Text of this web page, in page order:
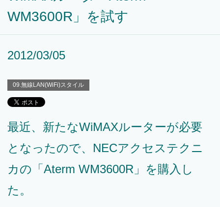
WM3600R」を試す
2012/03/05
09.無線LAN(WiFi)スタイル
最近、新たなWiMAXルーターが必要
となったので、NECアクセステクニ
カの「Aterm WM3600R」を購入し
た。